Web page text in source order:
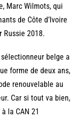
Marc Wilmots, qui
de Côte d’Ivoire
Russie 2018.
belge a
forme de deux ans,
renouvelable au
Car si tout va bien,
la CAN 21